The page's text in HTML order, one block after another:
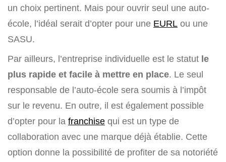
un choix pertinent. Mais pour ouvrir seul une auto-
école, l’idéal serait d’opter pour une EURL ou une
SASU.
Par ailleurs, l’entreprise individuelle est le statut le
plus rapide et facile à mettre en place. Le seul
responsable de l’auto-école sera soumis à l’impôt
sur le revenu. En outre, il est également possible
d’opter pour la franchise qui est un type de
collaboration avec une marque déjà établie. Cette
option donne la possibilité de profiter de sa notoriété